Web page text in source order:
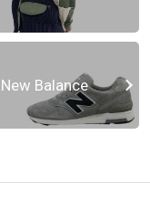
New Balance